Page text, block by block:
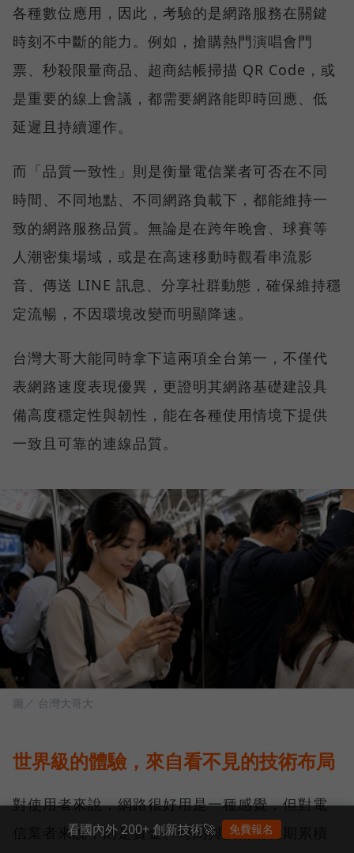
各種數位應用，因此，考驗的是網路服務在關鍵
時刻不中斷的能力。例如，搶購熱門演唱會門
票、秒殺限量商品、超商結帳掃描 QR Code，或
是重要的線上會議，都需要網路能即時回應、低
延遲且持續運作。
而「品質一致性」則是衡量電信業者可否在不同
時間、不同地點、不同網路負載下，都能維持一
致的網路服務品質。無論是在跨年晚會、球賽等
人潮密集場域，或是在高速移動時觀看串流影
音、傳送 LINE 訊息、分享社群動態，確保維持穩
定流暢，不因環境改變而明顯降速。
台灣大哥大能同時拿下這兩項全台第一，不僅代
表網路速度表現優異，更證明其網路基礎建設具
備高度穩定性與韌性，能在各種使用情境下提供
一致且可靠的連線品質。
圖／ 台灣大哥大
世界級的體驗，來自看不見的技術布局
對使用者來說，網路很好用是一種感覺，但對電
信業者來說，則是資金、時間與技術的長期累積
看國內外 200+ 創新技術🚀 免費報名